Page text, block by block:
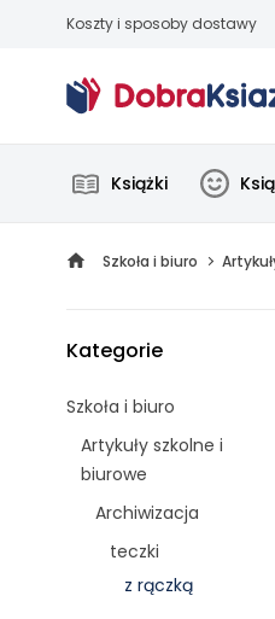
Koszty i sposoby dostawy
Książki
Szkoła i biuro
Kategorie
Szkoła i biuro
Artykuły szkolne i
biurowe
Archiwizacja
teczki
z rączką